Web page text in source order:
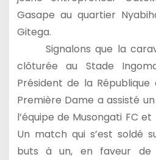
Gasape au quartier
Gitega.
Signalons que la
clôturée au Stade
Président de la
Première Dame a assisté
l’équipe de Musongati FC
Un match qui s’est soldé
buts à un, en faveur de